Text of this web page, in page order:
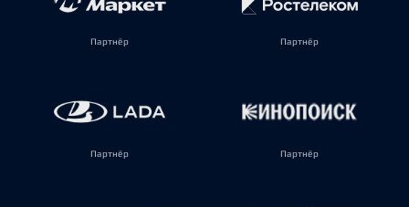
Партнёр Партнёр
Партнёр Партнёр